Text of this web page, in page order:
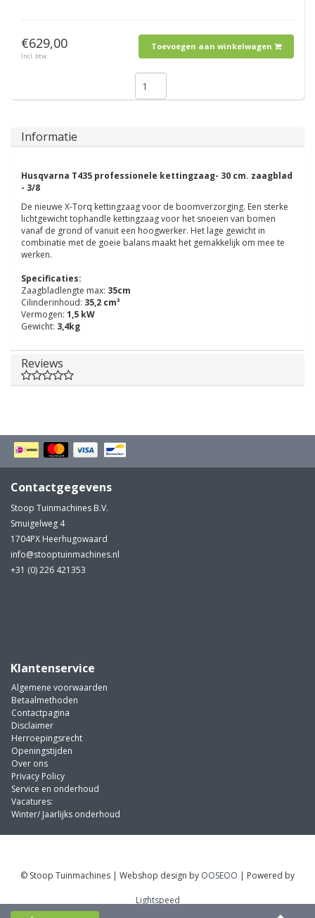
€629,00
Incl. btw
Toevoegen aan winkelwagen
Informatie
Husqvarna T435 professionele kettingzaag- 30 cm. zaagblad
- 3/8
De nieuwe X-Torq kettingzaag voor de boomverzorging. Een sterke
lichtgewicht tophandle kettingzaag voor het snoeien van bomen
vanaf de grond of vanuit een hoogwerker. Het lage gewicht in
combinatie met de goeie balans maakt het gemakkelijk om mee te
werken.
Specificaties:
Zaagbladlengte max: 35cm
Cilinderinhoud: 35,2 cm³
Vermogen: 1,5 kW
Gewicht: 3,4kg
Reviews
Contactgegevens
Stoop Tuinmachines B.V.
Smuigelweg 4
1704PX Heerhugowaard
info@stooptuinmachines.nl
+31 (0) 226 421353
Klantenservice
Algemene voorwaarden
Betaalmethoden
Contactpagina
Disclaimer
Herroepingsrecht
Openingstijden
Over ons
Privacy Policy
Service en onderhoud
Vacatures:
Winter/ Jaarlijks onderhoud
© Stoop Tuinmachines | Webshop design by OOSEOO | Powered by
Lightspeed